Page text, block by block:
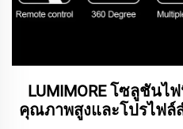
LUMIMORE โซลูชันไ
คุณภาพสูงและโปรไฟล์